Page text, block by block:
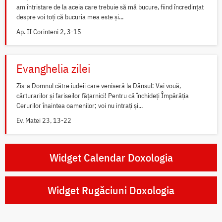
am întristare de la aceia care trebuie să mă bucure, fiind încredințat
despre voi toți că bucuria mea este și...
Ap. II Corinteni 2, 3-15
Evanghelia zilei
Zis-a Domnul către iudeii care veniseră la Dânsul: Vai vouă,
cărturarilor și fariseilor fățarnici! Pentru că închideți Împărăția
Cerurilor înaintea oamenilor; voi nu intrați și...
Ev. Matei 23, 13-22
Widget Calendar Doxologia
Widget Rugăciuni Doxologia